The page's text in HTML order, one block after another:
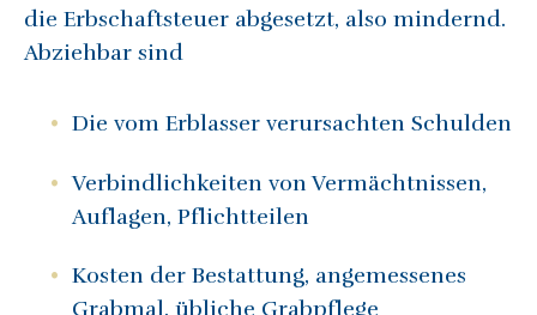
die Erbschaftsteuer abgesetzt, also mindernd.
Abziehbar sind
Die vom Erblasser verursachten Schulden
Verbindlichkeiten von Vermächtnissen,
Auflagen, Pflichtteilen
Kosten der Bestattung, angemessenes
Grabmal, übliche Grabpflege